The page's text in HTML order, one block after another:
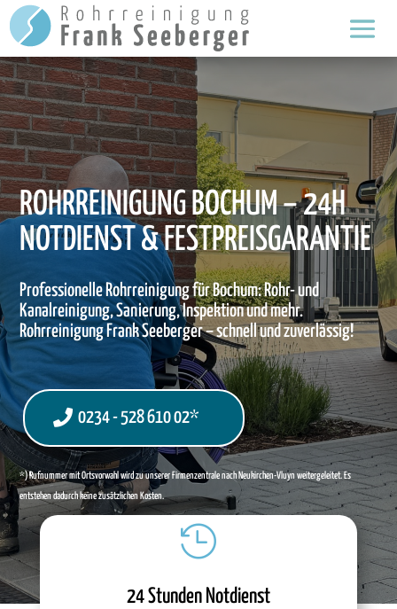
ROHRREINIGUNG BOCHUM – 24H
NOTDIENST & FESTPREISGARANTIE
Professionelle Rohrreinigung für Bochum: Rohr- und
Kanalreinigung, Sanierung, Inspektion und mehr.
Rohrreinigung Frank Seeberger – schnell und zuverlässig!
0234 - 528 610 02*
*) Rufnummer mit Ortsvorwahl wird zu unserer Firmenzentrale nach Neukirchen-Vluyn weitergeleitet. Es
entstehen dadurch keine zusätzlichen Kosten.

24 Stunden Notdienst